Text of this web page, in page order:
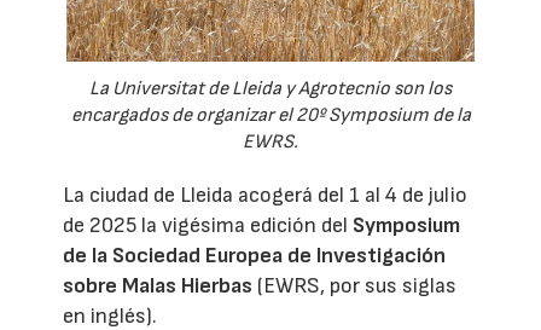
La Universitat de Lleida y Agrotecnio son los
encargados de organizar el 20º Symposium de la
EWRS.
La ciudad de Lleida acogerá del 1 al 4 de julio
de 2025 la vigésima edición del Symposium
de la Sociedad Europea de Investigación
sobre Malas Hierbas (EWRS, por sus siglas
en inglés).